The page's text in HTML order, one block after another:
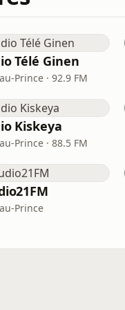
Télé Ginen
Prince · 92.9 FM
Kiskeya
Prince · 88.5 FM
Prince